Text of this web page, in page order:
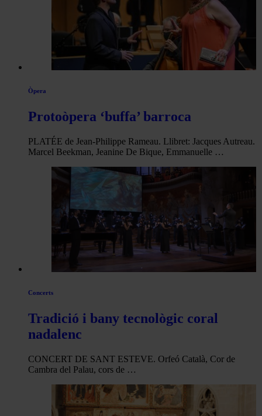
Òpera
Protoòpera ‘buffa’ barroca
PLATÉE de Jean-Philippe Rameau. Llibret: Jacques Autreau.
Marcel Beekman, Jeanine De Bique, Emmanuelle …
Concerts
Tradició i bany tecnològic coral
nadalenc
CONCERT DE SANT ESTEVE. Orfeó Català, Cor de
Cambra del Palau, cors de …